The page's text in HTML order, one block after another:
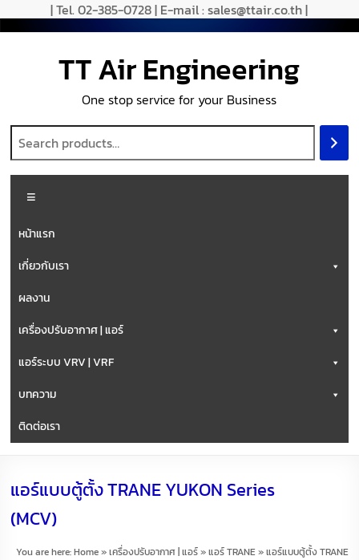
| Tel. 02-385-0728 | E-mail : sales@ttair.co.th |
TT Air Engineering
One stop service for your Business
หน้าแรก
เกี่ยวกับเรา
ผลงาน
เครื่องปรับอากาศ | แอร์
แอร์ระบบ VRV | VRF
บทความ
ติดต่อเรา
แอร์แบบตู้ตั้ง TRANE YUKON Series
(MCV)
You are here:Home»เครื่องปรับอากาศ | แอร์»แอร์ TRANE »แอร์แบบตู้ตั้ง TRANE